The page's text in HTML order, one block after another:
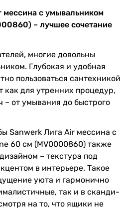
Air
дерево
мессина с умывальником
– лучшее сочетание
многие довольны
Глубокая и удобная
пользоваться сантехникой
как для утренних процедур,
– от умывания до быстрого
Sanwerk Лига Air мессина с
60 см (MV0000860) также
– текстура под
в интерьере. Такое
уюта и гармонично
так и в сканди-
на то, что ящики не